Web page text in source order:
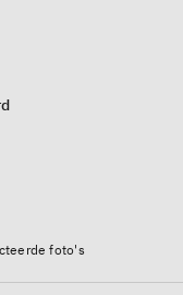
foto's